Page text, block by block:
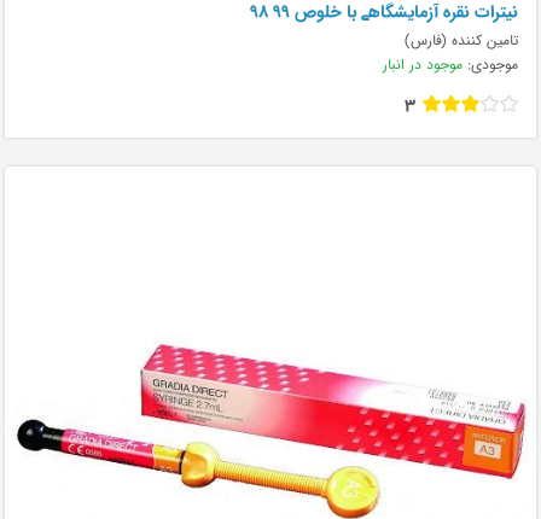
نیترات نقره آزمایشگاهے با خلوص ۹۹ ۹۸
تامین کننده (فارس)
موجودی: موجود در انبار
3